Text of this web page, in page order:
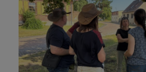
ELBE-
HEIDE-
TRAIL-
SCHLEIFE